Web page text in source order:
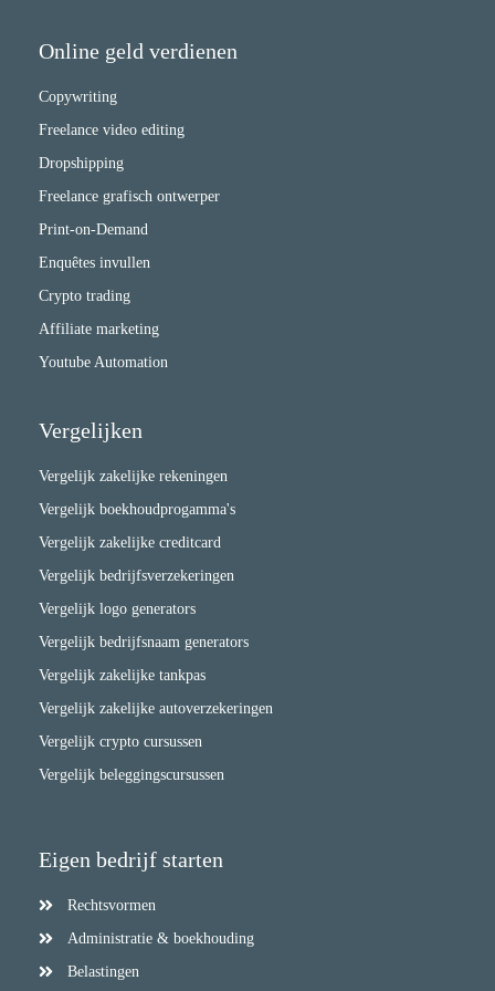
Online geld verdienen
Copywriting
Freelance video editing
Dropshipping
Freelance grafisch ontwerper
Print-on-Demand
Enquêtes invullen
Crypto trading
Affiliate marketing
Youtube Automation
Vergelijken
Vergelijk zakelijke rekeningen
Vergelijk boekhoudprogamma's
Vergelijk zakelijke creditcard
Vergelijk bedrijfsverzekeringen
Vergelijk logo generators
Vergelijk bedrijfsnaam generators
Vergelijk zakelijke tankpas
Vergelijk zakelijke autoverzekeringen
Vergelijk crypto cursussen
Vergelijk beleggingscursussen
Eigen bedrijf starten
Rechtsvormen
Administratie & boekhouding
Belastingen